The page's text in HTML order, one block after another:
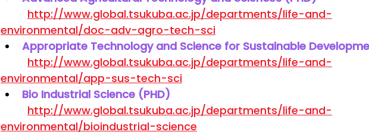
http://www.global.tsukuba.ac.jp/departments/life-and-
environmental/doc-adv-agro-tech-sci
Appropriate Technology and Science for Sustainable
http://www.global.tsukuba.ac.jp/departments/life-and-
environmental/app-sus-tech-sci
Bio Industrial Science (PHD)
http://www.global.tsukuba.ac.jp/departments/life-and-
environmental/bioindustrial-science